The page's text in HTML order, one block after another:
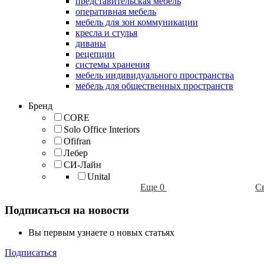
оперативная мебель
мебель для зон коммуникации
кресла и стулья
диваны
рецепции
системы хранения
мебель индивидуального пространства
мебель для общественных пространств
Бренд
CORE
Solo Office Interiors
Ofifran
Лебер
СИ-Лайн
Unital
Еще 0
Подписаться на новости
Вы первым узнаете о новых статьях
Подписаться